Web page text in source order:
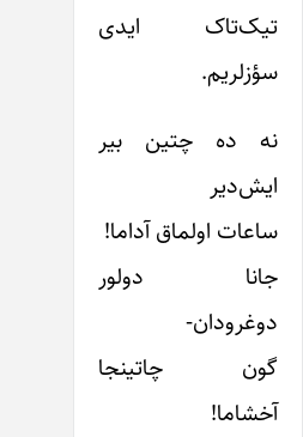
تیک‌تاک ایدی
سؤزلریم.
نه ده چتین بیر
ایش‌دیر
ساعات اولماق آداما!
جانا دولور
دوغرودان-
گون ‌چاتینجا
آخشاما!